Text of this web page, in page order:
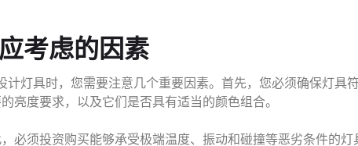
考虑的因素
计灯具时，您需要注意几个重要因素。首先，您必须确保灯具
亮度要求，以及它们是否具有适当的颜色组合。
必须投资购买能够承受极端温度、振动和碰撞等恶劣条件的灯